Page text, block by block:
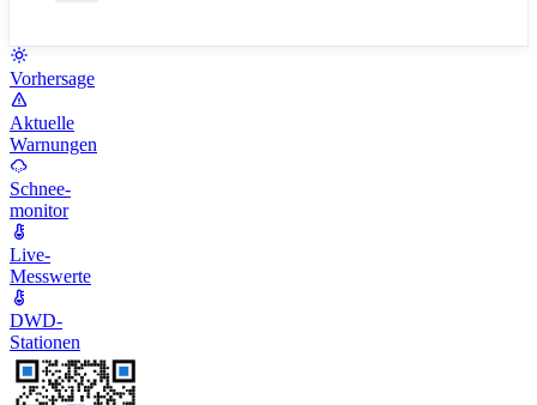
Vorhersage
Aktuelle
Warnungen
Schnee-
monitor
Live-
Messwerte
DWD-
Stationen